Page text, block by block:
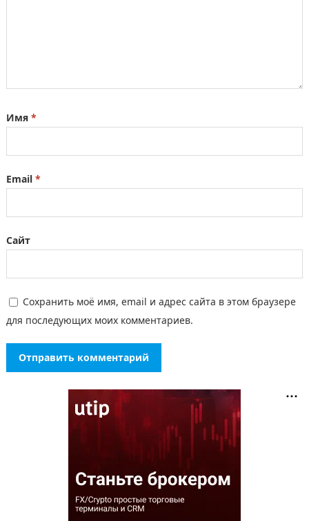
Имя *
Email *
Сайт
Сохранить моё имя, email и адрес сайта в этом браузере
для последующих моих комментариев.